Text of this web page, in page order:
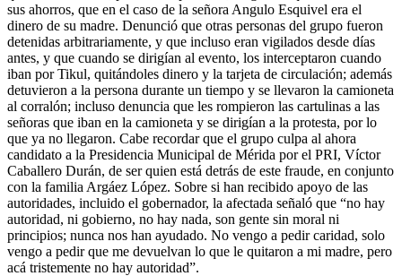
sus ahorros, que en el caso de la señora Angulo Esquivel era el
dinero de su madre. Denunció que otras personas del grupo fueron
detenidas arbitrariamente, y que incluso eran vigilados desde días
antes, y que cuando se dirigían al evento, los interceptaron cuando
iban por Tikul, quitándoles dinero y la tarjeta de circulación; además
detuvieron a la persona durante un tiempo y se llevaron la camioneta
al corralón; incluso denuncia que les rompieron las cartulinas a las
señoras que iban en la camioneta y se dirigían a la protesta, por lo
que ya no llegaron. Cabe recordar que el grupo culpa al ahora
candidato a la Presidencia Municipal de Mérida por el PRI, Víctor
Caballero Durán, de ser quien está detrás de este fraude, en conjunto
con la familia Argáez López. Sobre si han recibido apoyo de las
autoridades, incluido el gobernador, la afectada señaló que “no hay
autoridad, ni gobierno, no hay nada, son gente sin moral ni
principios; nunca nos han ayudado. No vengo a pedir caridad, solo
vengo a pedir que me devuelvan lo que le quitaron a mi madre, pero
acá tristemente no hay autoridad”.